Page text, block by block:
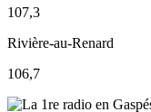
107,3
Rivière-au-Renard
106,7